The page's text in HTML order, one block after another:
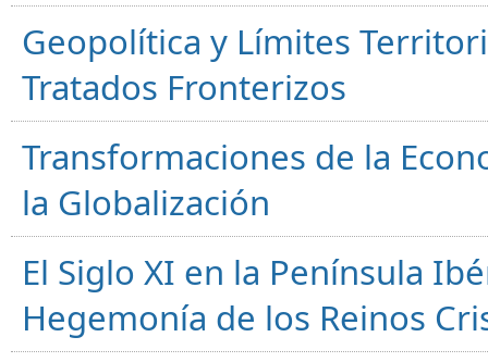
Geopolítica y Límites
Tratados Fronterizos
Transformaciones de la
la Globalización
El Siglo XI en la Península
Hegemonía de los Reinos